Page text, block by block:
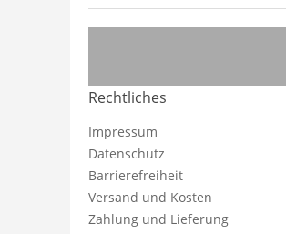
Rechtliches
Impressum
Datenschutz
Barrierefreiheit
Versand und Kosten
Zahlung und Lieferung